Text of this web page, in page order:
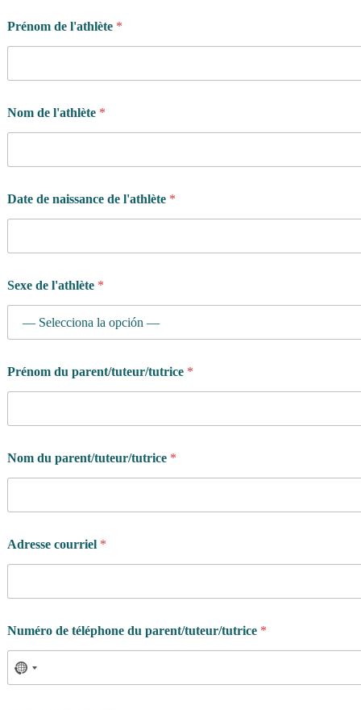
Prénom de l'athlète *
Nom de l'athlète *
Date de naissance de l'athlète *
Sexe de l'athlète *
Prénom du parent/tuteur/tutrice *
Nom du parent/tuteur/tutrice *
u
t
?
u
o
r
Adresse courriel *
Numéro de téléphone du parent/tuteur/tutrice *